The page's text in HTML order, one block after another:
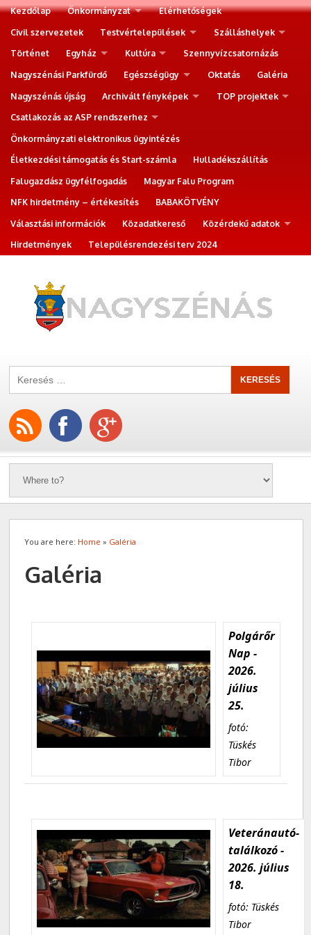
Kezdőlap Önkormányzat
Elérhetőségek
Civil szervezetek
Testvértelepülések
Szálláshelyek
Történet
Egyház Kultúra
Szennyvízcsatornázás
Nagyszénási Parkfürdő
Egészségügy Oktatás
Galéria
Nagyszénás újság
Archivált fényképek
TOP projektek
Csatlakozás az ASP rendszerhez
Önkormányzati elektronikus ügyintézés
Életkezdési támogatás és Start-számla
Hulladékszállítás
Falugazdász ügyfélfogadás
Magyar Falu Program
NFK hirdetmény – értékesítés
BABAKÖTVÉNY
Választási információk
Közadatkereső
Közérdekű adatok
Hirdetmények
Településrendezési terv 2024
You are here: Home » Galéria
Galéria
Polgárőr
Nap -
2026.
július
25.
fotó:
Tüskés
Tibor
Veteránautó-
találkozó -
2026. július
18.
fotó: Tüskés
Tibor